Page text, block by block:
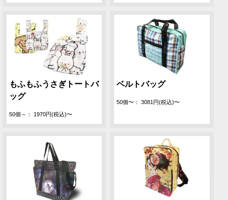
もふもふうさぎトートバ
ッグ
50個～： 1970円(税込)〜
ベルトバッグ
50個〜： 3081円(税込)〜